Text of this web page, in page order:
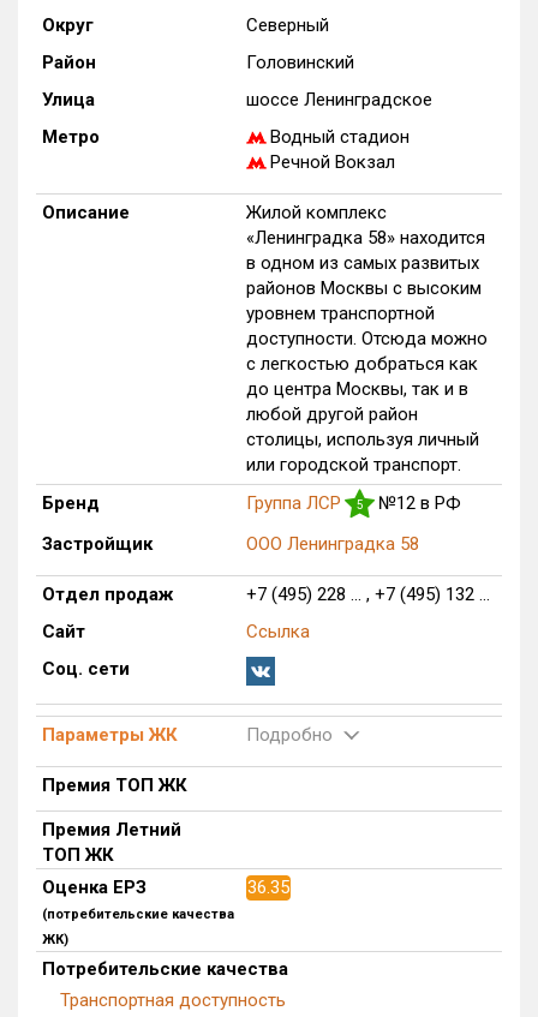
Только новые
от до
с продажами
1 из 1 402
1 из 3 588
0 из 23
0 из 258
Поселков таунхаусов
0 из 7
Квартир, апартаментов,
блоков в БД
Округ
Северный
Район
Головинский
Улица
шоссе Ленинградское
Метро
Водный стадион
Речной Вокзал
Описание
Жилой комплекс
«Ленинградка 58» находится
в одном из самых развитых
районов Москвы с высоким
уровнем транспортной
доступности. Отсюда можно
с легкостью добраться как
до центра Москвы, так и в
любой другой район
столицы, используя личный
или городской транспорт.
Бренд
Группа ЛСР 5
№12 в РФ
Застройщик
ООО Ленинградка 58
Отдел продаж
+7 (495) 228 ... , +7 (495) 132 ...
Сайт
Ссылка
Соц. сети
Параметры ЖК Подробно
Премия ТОП ЖК
Премия Летний
ТОП ЖК
Оценка ЕРЗ
(потребительские качества
ЖК)
36.35
Потребительские качества
Транспортная доступность